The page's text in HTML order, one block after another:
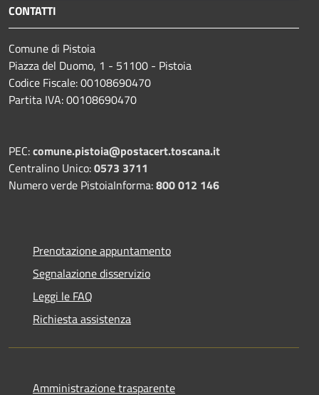
CONTATTI
Comune di Pistoia
Piazza del Duomo, 1 - 51100 - Pistoia
Codice Fiscale: 00108690470
Partita IVA: 00108690470
PEC:comune.pistoia@postacert.toscana.it
Centralino Unico:0573 3711
Numero verde PistoiaInforma:800 012 146
Prenotazione appuntamento
Segnalazione disservizio
Leggi le FAQ
Richiesta assistenza
Amministrazione trasparente